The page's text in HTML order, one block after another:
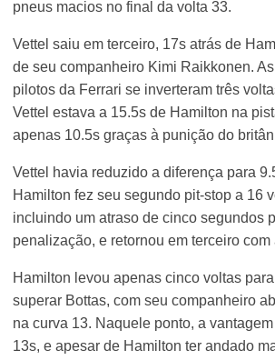
pneus macios no final da volta 33.
Vettel saiu em terceiro, 17s atrás de
de seu companheiro Kimi Raikkonen.
pilotos da Ferrari se inverteram três
Vettel estava a 15.5s de Hamilton na
apenas 10.5s graças à punição do
Vettel havia reduzido a diferença para
Hamilton fez seu segundo pit-stop a 16
incluindo um atraso de cinco segundos
penalização, e retornou em terceiro
Hamilton levou apenas cinco voltas
superar Bottas, com seu companheiro
na curva 13. Naquele ponto, a
13s, e apesar de Hamilton ter andado